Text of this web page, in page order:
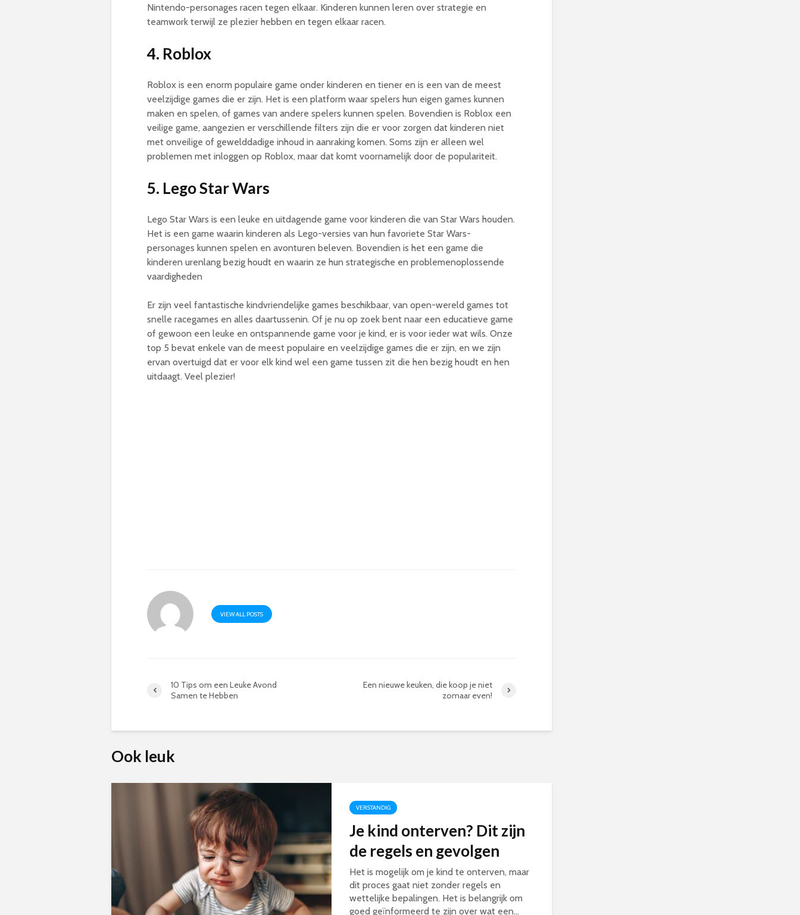
Nintendo-personages racen tegen elkaar. Kinderen kunnen leren over strategie en
teamwork terwijl ze plezier hebben en tegen elkaar racen.
4. Roblox
Roblox is een enorm populaire game onder kinderen en tiener en is een van de meest
veelzijdige games die er zijn. Het is een platform waar spelers hun eigen games kunnen
maken en spelen, of games van andere spelers kunnen spelen. Bovendien is Roblox een
veilige game, aangezien er verschillende filters zijn die er voor zorgen dat kinderen niet
met onveilige of gewelddadige inhoud in aanraking komen. Soms zijn er alleen wel
problemen met inloggen op Roblox, maar dat komt voornamelijk door de populariteit.
5. Lego Star Wars
Lego Star Wars is een leuke en uitdagende game voor kinderen die van Star Wars houden.
Het is een game waarin kinderen als Lego-versies van hun favoriete Star Wars-
personages kunnen spelen en avonturen beleven. Bovendien is het een game die
kinderen urenlang bezig houdt en waarin ze hun strategische en problemenoplossende
vaardigheden
Er zijn veel fantastische kindvriendelijke games beschikbaar, van open-wereld games tot
snelle racegames en alles daartussenin. Of je nu op zoek bent naar een educatieve game
of gewoon een leuke en ontspannende game voor je kind, er is voor ieder wat wils. Onze
top 5 bevat enkele van de meest populaire en veelzijdige games die er zijn, en we zijn
ervan overtuigd dat er voor elk kind wel een game tussen zit die hen bezig houdt en hen
uitdaagt. Veel plezier!
VIEW ALL POSTS
10 Tips om een Leuke Avond
Samen te Hebben
Een nieuwe keuken, die koop je niet
zomaar even!
Ook leuk
VERSTANDIG
Je kind onterven? Dit zijn
de regels en gevolgen
Het is mogelijk om je kind te onterven, maar
dit proces gaat niet zonder regels en
wettelijke bepalingen. Het is belangrijk om
goed geïnformeerd te zijn over wat een...